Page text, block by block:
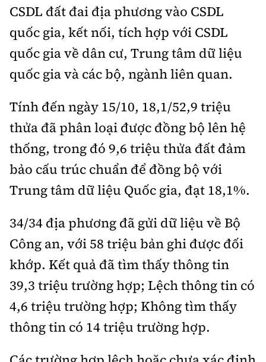
CSDL đất đai địa phương vào CSDL
quốc gia, kết nối, tích hợp với CSDL
quốc gia về dân cư, Trung tâm dữ liệu
quốc gia và các bộ, ngành liên quan.
Tính đến ngày 15/10, 18,1/52,9 triệu
thửa đã phân loại được đồng bộ lên hệ
thống, trong đó 9,6 triệu thửa đất đảm
bảo cấu trúc chuẩn để đồng bộ với
Trung tâm dữ liệu Quốc gia, đạt 18,1%.
34/34 địa phương đã gửi dữ liệu về Bộ
Công an, với 58 triệu bản ghi được đối
khớp. Kết quả đã tìm thấy thông tin
39,3 triệu trường hợp; Lệch thông tin có
4,6 triệu trường hợp; Không tìm thấy
thông tin có 14 triệu trường hợp.